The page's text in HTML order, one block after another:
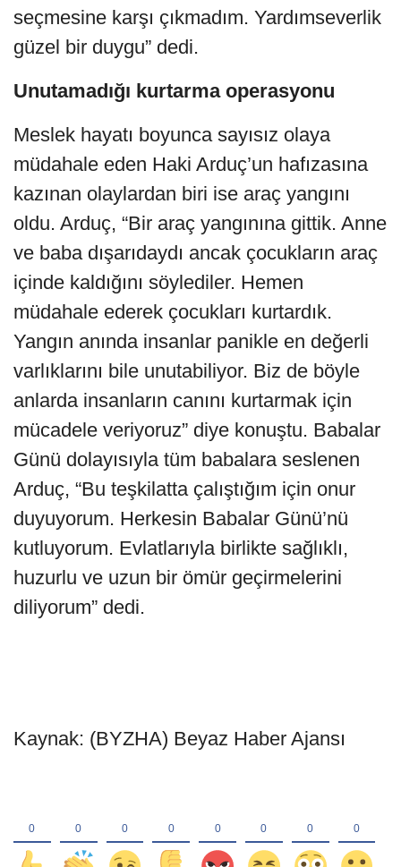
seçmesine karşı çıkmadım. Yardımseverlik
güzel bir duygu” dedi.
Unutamadığı kurtarma operasyonu
Meslek hayatı boyunca sayısız olaya
müdahale eden Haki Arduç’un hafızasına
kazınan olaylardan biri ise araç yangını
oldu. Arduç, “Bir araç yangınına gittik. Anne
ve baba dışarıdaydı ancak çocukların araç
içinde kaldığını söylediler. Hemen
müdahale ederek çocukları kurtardık.
Yangın anında insanlar panikle en değerli
varlıklarını bile unutabiliyor. Biz de böyle
anlarda insanların canını kurtarmak için
mücadele veriyoruz” diye konuştu. Babalar
Günü dolayısıyla tüm babalara seslenen
Arduç, “Bu teşkilatta çalıştığım için onur
duyuyorum. Herkesin Babalar Günü’nü
kutluyorum. Evlatlarıyla birlikte sağlıklı,
huzurlu ve uzun bir ömür geçirmelerini
diliyorum” dedi.
Kaynak: (BYZHA) Beyaz Haber Ajansı